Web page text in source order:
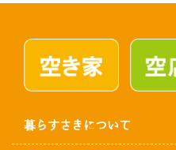
暮らすさきについて